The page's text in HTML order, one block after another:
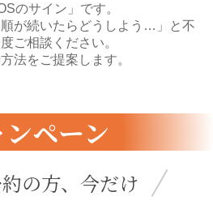
のサイン」です。
順が続いたらどうしよう…」と不
ご相談ください。
法をご提案します。
ペーン
の方、今だけ